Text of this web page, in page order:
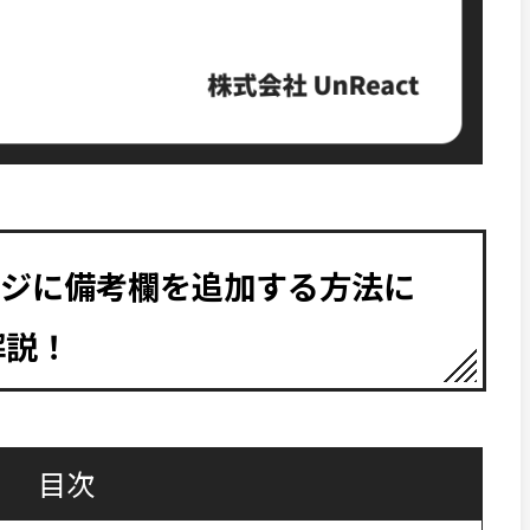
に備考欄を追加する方法に
！
目次